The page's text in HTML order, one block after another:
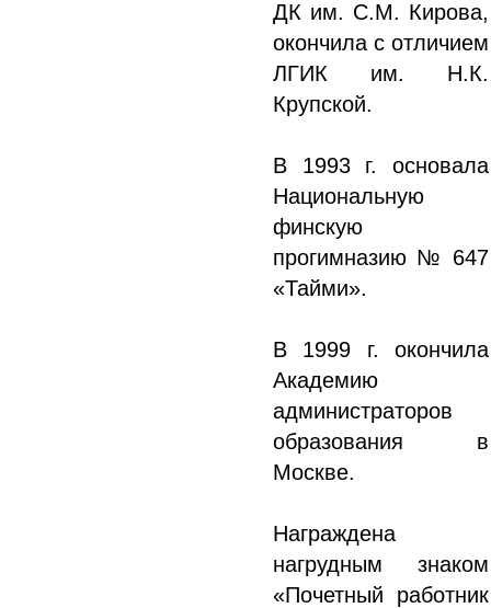
ДК им. С.М. Кирова,
окончила с отличием
ЛГИК им. Н.К.
Крупской.
В 1993 г. основала
Национальную
финскую
прогимназию № 647
«Тайми».
В 1999 г. окончила
Академию
администраторов
образования в
Москве.
Награждена
нагрудным знаком
«Почетный работник